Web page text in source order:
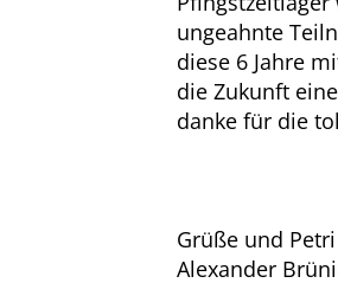
ungeahnte
diese 6 Jahre
die Zukunft
danke für die
Grüße und
Alexander